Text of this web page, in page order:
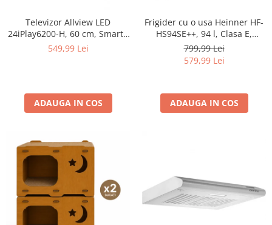
Televizor Allview LED
24iPlay6200-H, 60 cm, Smart ,
HD, Clasa E - Copie
549,99 Lei
ADAUGA IN COS
Frigider cu o usa Heinner HF-
HS94SE++, 94 l, Clasa E,
Iluminare LED, Rafturi sticla,
H 84 cm, Argintiu - Resigilat
799,99 Lei
579,99 Lei
ADAUGA IN COS